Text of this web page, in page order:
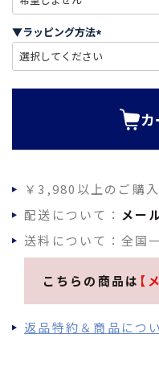
必
)
▼ラッピング方法
必
￥3,980以上のご購
配送について： メー
送料について：全国
こちらの商品は 【
返品特約＆商品につ